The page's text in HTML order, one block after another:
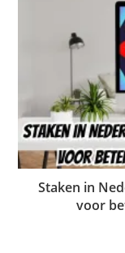
Staken in
voor